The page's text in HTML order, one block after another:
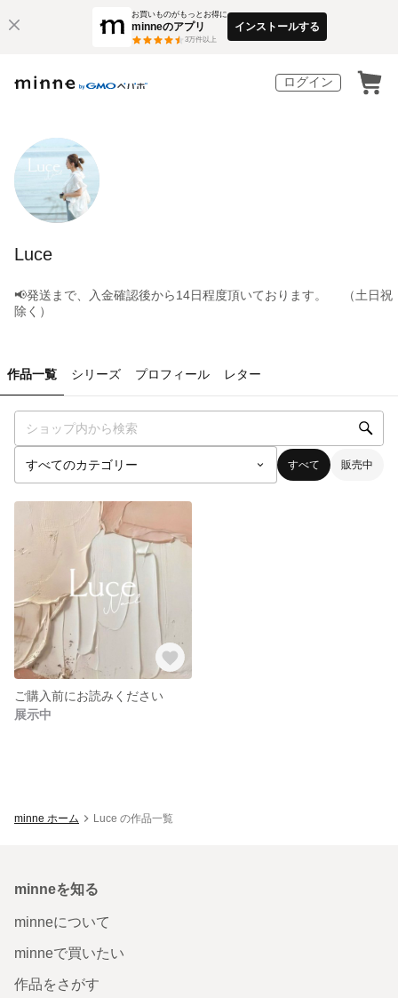
お買いものがもっとお得に
minneのアプリ
3万件以上
インストールする
ログイン
Luce
📢発送まで、入金確認後から14日程度頂いております。 （土日祝
除く）
作品一覧 シリーズ プロフィール レター
すべて 販売中
ご購入前にお読みください
展示中
minne ホーム Luce の作品一覧
minneを知る
minneについて
minneで買いたい
作品をさがす